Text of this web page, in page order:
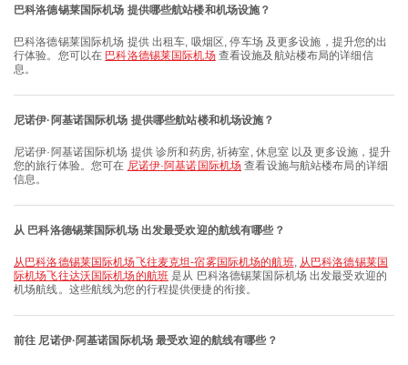
巴科洛德锡莱国际机场 提供哪些航站楼和机场设施？
巴科洛德锡莱国际机场 提供 出租车, 吸烟区, 停车场 及更多设施，提升您的出
行体验。您可以在 巴科洛德锡莱国际机场查看设施及航站楼布局的详细信
息。
尼诺伊·阿基诺国际机场 提供哪些航站楼和机场设施？
尼诺伊·阿基诺国际机场 提供 诊所和药房, 祈祷室, 休息室 以及更多设施，提升
您的旅行体验。您可在 尼诺伊·阿基诺国际机场 查看设施与航站楼布局的详细
信息。
从 巴科洛德锡莱国际机场 出发最受欢迎的航线有哪些？
从巴科洛德锡莱国际机场飞往麦克坦-宿雾国际机场的航班, 从巴科洛德锡莱国
际机场飞往达沃国际机场的航班是从 巴科洛德锡莱国际机场 出发最受欢迎的
机场航线。这些航线为您的行程提供便捷的衔接。
前往 尼诺伊·阿基诺国际机场 最受欢迎的航线有哪些？